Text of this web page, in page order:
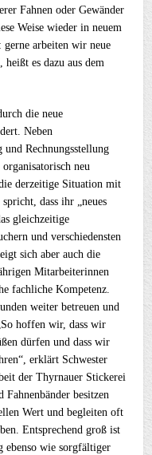
Fahnen oder Gewänder
Weise wieder in neuem
gerne arbeiten wir neue
es dazu aus dem
die neue
Neben
und Rechnungsstellung
neu
derzeitige Situation mit
dass ihr „neues
gleichzeitige
und verschiedensten
sich aber auch die
Mitarbeiterinnen
fachliche Kompetenz.
weiter betreuen und
hoffen wir, dass wir
dürfen und dass wir
erklärt Schwester
der Thyrnauer Stickerei
Fahnenbänder besitzen
Wert und begleiten oft
Entsprechend groß ist
ebenso wie sorgfältiger